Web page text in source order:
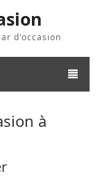
d'occasion
à